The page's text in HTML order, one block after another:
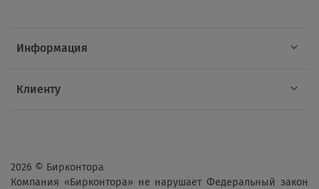
Информация
Клиенту
2026 © Бирконтора
Компания «Бирконтора» не нарушает Федеральный закон